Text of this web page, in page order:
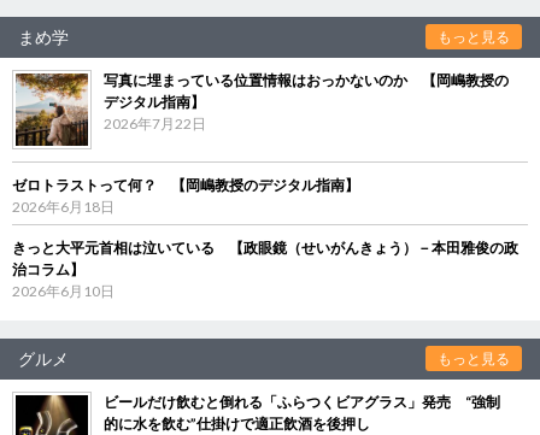
まめ学 もっと見る
写真に埋まっている位置情報はおっかないのか 【岡嶋教授の
デジタル指南】
2026年7月22日
ゼロトラストって何？ 【岡嶋教授のデジタル指南】
2026年6月18日
きっと大平元首相は泣いている 【政眼鏡（せいがんきょう）－本田雅俊の政
治コラム】
2026年6月10日
グルメ もっと見る
ビールだけ飲むと倒れる「ふらつくビアグラス」発売 “強制
的に水を飲む”仕掛けで適正飲酒を後押し